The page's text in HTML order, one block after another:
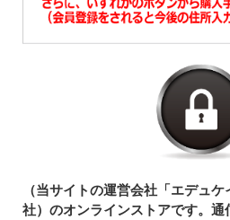
（当サイトの運営会社「エデュ
社）のオンラインストアです。